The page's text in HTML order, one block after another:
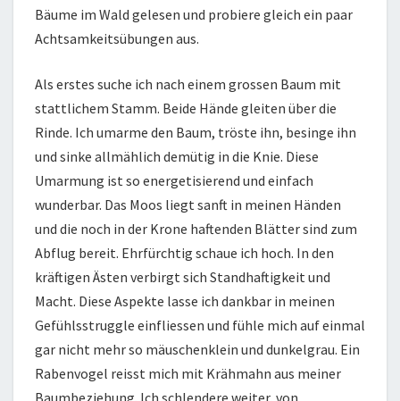
Bäume im Wald gelesen und probiere gleich ein paar
Achtsamkeitsübungen aus.
Als erstes suche ich nach einem grossen Baum mit
stattlichem Stamm. Beide Hände gleiten über die
Rinde. Ich umarme den Baum, tröste ihn, besinge ihn
und sinke allmählich demütig in die Knie. Diese
Umarmung ist so energetisierend und einfach
wunderbar. Das Moos liegt sanft in meinen Händen
und die noch in der Krone haftenden Blätter sind zum
Abflug bereit. Ehrfürchtig schaue ich hoch. In den
kräftigen Ästen verbirgt sich Standhaftigkeit und
Macht. Diese Aspekte lasse ich dankbar in meinen
Gefühlsstruggle einfliessen und fühle mich auf einmal
gar nicht mehr so mäuschenklein und dunkelgrau. Ein
Rabenvogel reisst mich mit Krähmahn aus meiner
Baumbeziehung. Ich schlendere weiter, von